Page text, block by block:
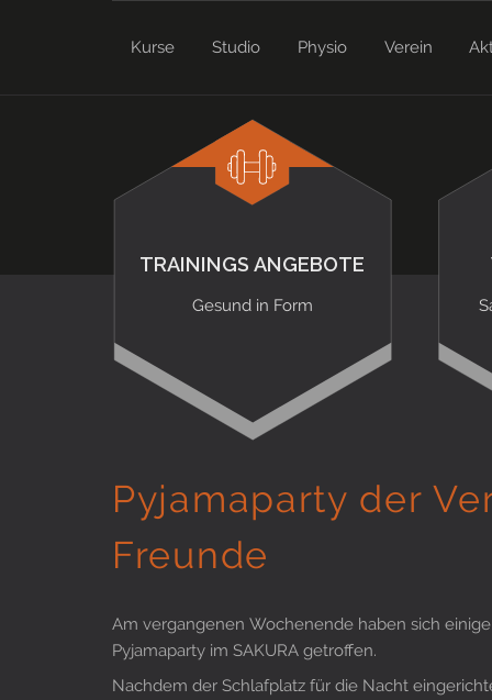
Kurse Studio Physio Verein
TRAININGS ANGEBOTE
Gesund in Form
Pyjamaparty der
Freunde
Am vergangenen Wochenende haben sich
Pyjamaparty im SAKURA getroffen.
Nachdem der Schlafplatz für die Nacht